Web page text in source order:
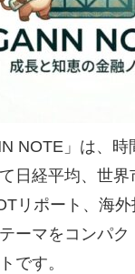
NOTE」は、
日経平均、世
リポート、海
ーマをコンパ
です。